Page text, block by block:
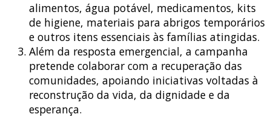
alimentos, água potável, medicamentos, kits
de higiene, materiais para abrigos temporários
e outros itens essenciais às famílias atingidas.
Além da resposta emergencial, a campanha
pretende colaborar com a recuperação das
comunidades, apoiando iniciativas voltadas à
reconstrução da vida, da dignidade e da
esperança.